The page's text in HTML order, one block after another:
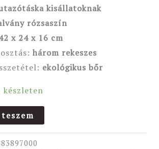
kisállatoknak
rózsaszín
x 24 x 16 cm
három rekeszes
ekológikus bőr
készleten